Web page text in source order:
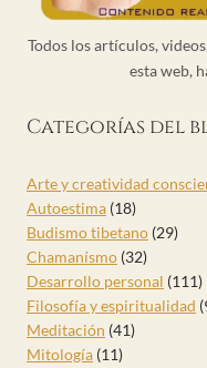
Todos los artículos,
esta web,
Categorías del
Arte y creatividad
Autoestima (18)
Budismo tibetano (29)
Chamanísmo (32)
Desarrollo personal (111)
Filosofía y espiritualidad
Meditación (41)
Mitología (11)